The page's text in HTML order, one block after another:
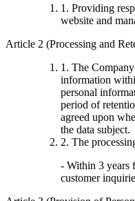
1. Providing
website and
Article 2 (Processing and
1. The
information
personal
period of
agreed upon
the data subject.
2. The
- Within 3 years
customer